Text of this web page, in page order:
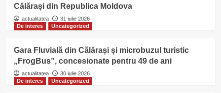
Călărași din Republica Moldova
actualitatea
31 iulie 2026
De interes
Uncategorized
Gara Fluvială din Călărași și microbuzul turistic
„FrogBus”, concesionate pentru 49 de ani
actualitatea
30 iulie 2026
De interes
Uncategorized